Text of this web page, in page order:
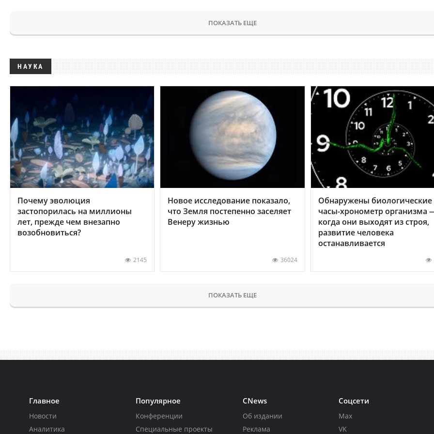
ПОКАЗАТЬ ЕЩЕ
НАУКА
Почему эволюция
застопорилась на миллионы
лет, прежде чем внезапно
возобновиться?
2145
Новое исследование показало,
что Земля постепенно заселяет
Венеру жизнью
36024
Обнаружены биологические
часы-хронометр организма
когда они выходят из строя,
развитие человека
останавливается
ПОКАЗАТЬ ЕЩЕ
Главное
Новости
Аналитика
Популярное
Конференции
Специальные проекты
CNews
Об издании
Реклама
Соцсети
Max
VK